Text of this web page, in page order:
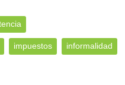
impuestos informalidad